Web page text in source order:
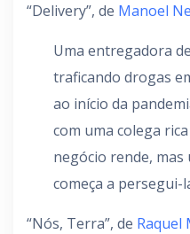
“Delivery”, de Manoel
Uma entregadora
traficando drogas
ao início da
com uma colega
negócio rende,
começa a persegui-
“Nós, Terra”, de Raquel